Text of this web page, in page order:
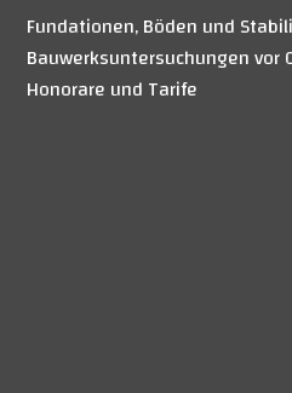
Fundationen, Böden und
Bauwerksuntersuchungen vor
Honorare und Tarife